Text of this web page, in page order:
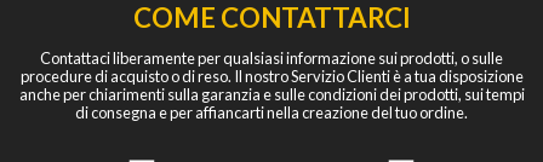
COME CONTATTARCI
Contattaci liberamente per qualsiasi informazione sui prodotti, o sulle
procedure di acquisto o di reso. Il nostro Servizio Clienti è a tua disposizione
anche per chiarimenti sulla garanzia e sulle condizioni dei prodotti, sui tempi
di consegna e per affiancarti nella creazione del tuo ordine.